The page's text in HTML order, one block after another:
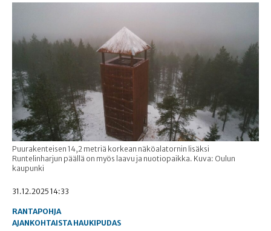
Puurakenteisen 14,2 metriä korkean näköalatornin lisäksi
Runtelinharjun päällä on myös laavu ja nuotiopaikka. Kuva: Oulun
kaupunki
31.12.2025 14:33
RANTAPOHJA
AJANKOHTAISTA HAUKIPUDAS